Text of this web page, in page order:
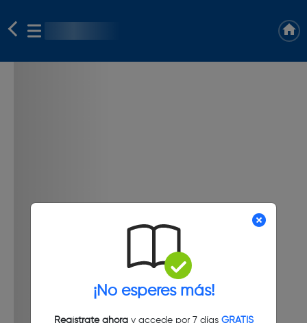
¡No esperes más!
Regístrate ahoray accede por 7 días GRATIS